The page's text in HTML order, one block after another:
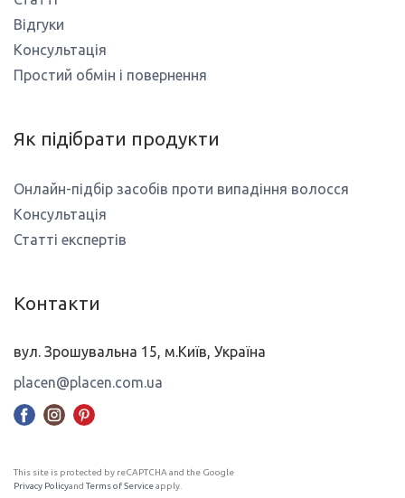
Відгуки
Консультація
Простий обмін і повернення
Як підібрати продукти
Онлайн-підбір засобів проти випадіння волосся
Консультація
Статті експертів
Контакти
вул. Зрошувальна 15, м.Київ, Україна
placen@placen.com.ua
This site is protected by reCAPTCHA and the Google
Privacy Policyand Terms of Serviceapply.